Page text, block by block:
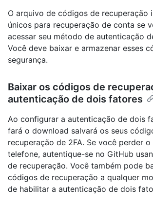
O arquivo de códigos de recuperação
únicos para recuperação de conta se
acessar seu método de autenticação
Você deve baixar e armazenar esses
segurança.
Baixar os códigos de
autenticação de dois fatores
Ao configurar a autenticação de dois
fará o download salvará os seus
recuperação de 2FA. Se você perder o
telefone, autentique-se no GitHub
de recuperação. Você também pode
códigos de recuperação a qualquer
de habilitar a autenticação de dois